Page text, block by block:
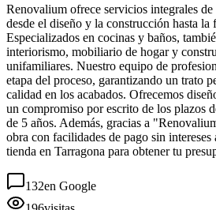
Renovalium ofrece servicios integrales
desde el diseño y la construcción hasta la
Especializados en cocinas y baños,
interiorismo, mobiliario de hogar y
unifamiliares. Nuestro equipo de
etapa del proceso, garantizando un trato
calidad en los acabados. Ofrecemos
un compromiso por escrito de los plazos
de 5 años. Además, gracias a
obra con facilidades de pago sin intereses
tienda en Tarragona para obtener tu
132en Google